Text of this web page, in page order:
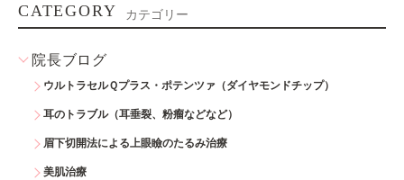
CATEGORY カテゴリー
院長ブログ
ウルトラセルＱプラス・ポテンツァ（ダイヤモンドチップ）
耳のトラブル（耳垂裂、粉瘤などなど）
眉下切開法による上眼瞼のたるみ治療
美肌治療